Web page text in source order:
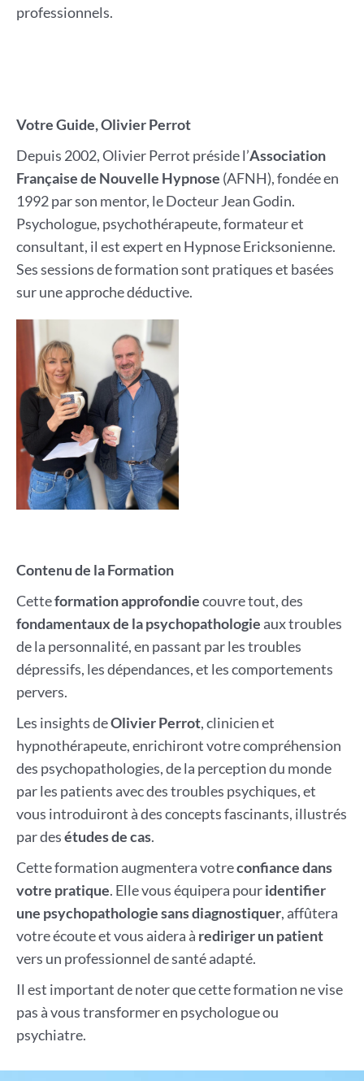
professionnels.
Votre Guide, Olivier Perrot
Depuis 2002, Olivier Perrot préside l’Association
Française de Nouvelle Hypnose (AFNH), fondée en
1992 par son mentor, le Docteur Jean Godin.
Psychologue, psychothérapeute, formateur et
consultant, il est expert en Hypnose Ericksonienne.
Ses sessions de formation sont pratiques et basées
sur une approche déductive.
Contenu de la Formation
Cetteformation approfondiecouvre tout, des
fondamentaux de la psychopathologie aux troubles
de la personnalité, en passant par les troubles
dépressifs, les dépendances, et les comportements
pervers.
Les insights deOlivier Perrot, clinicien et
hypnothérapeute, enrichiront votre compréhension
des psychopathologies, de la perception du monde
par les patients avec des troubles psychiques, et
vous introduiront à des concepts fascinants, illustrés
par desétudes de cas.
Cette formation augmentera votreconfiance dans
votre pratique. Elle vous équipera pouridentifier
une psychopathologie sans diagnostiquer, affûtera
votre écoute et vous aidera à rediriger un patient
vers un professionnel de santé adapté.
Il est important de noter que cette formation ne vise
pas à vous transformer en psychologue ou
psychiatre.